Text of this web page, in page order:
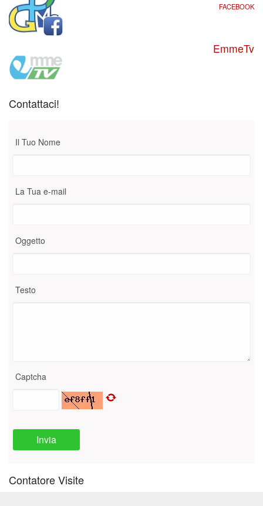
FACEBOOK
EmmeTv
Contattaci!
Il Tuo Nome
La Tua e-mail
Oggetto
Testo
Captcha
Invia
Contatore Visite